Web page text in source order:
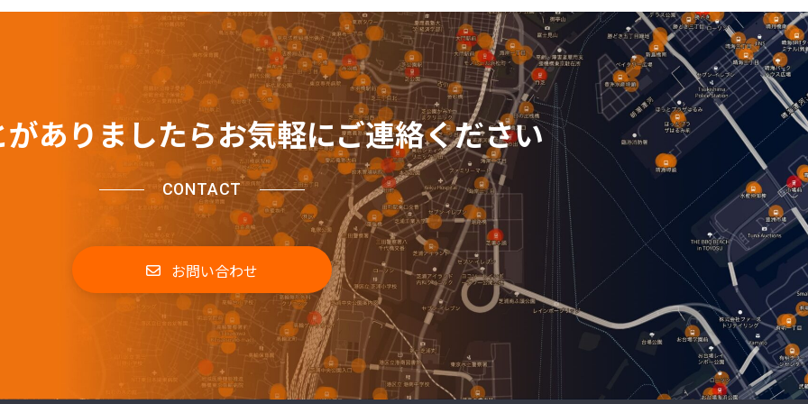
ありましたらお気軽にご連絡ください
CONTACT
お問い合わせ